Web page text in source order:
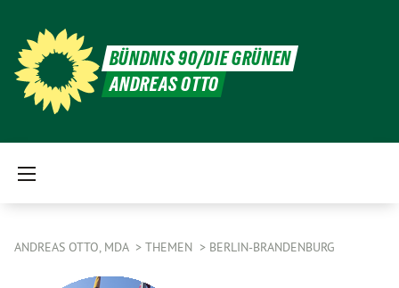
BÜNDNIS 90/DIE GRÜNEN
ANDREAS OTTO
ANDREAS OTTO, MDA THEMEN BERLIN-BRANDENBURG